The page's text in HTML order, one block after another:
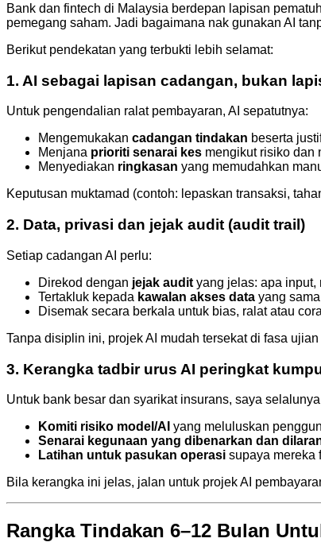
Bank dan fintech di Malaysia berdepan lapisan
pemegang saham. Jadi bagaimana nak gunakan AI
Berikut pendekatan yang terbukti lebih selamat:
1. AI sebagai lapisan cadangan, bukan
Untuk pengendalian ralat pembayaran, AI sepatutnya:
Mengemukakan cadangan tindakan beserta
Menjana prioriti senarai kes mengikut risiko dan
Menyediakan ringkasan yang memudahkan
Keputusan muktamad (contoh: lepaskan transaksi,
2. Data, privasi dan jejak audit (audit trail)
Setiap cadangan AI perlu:
Direkod dengan jejak audit yang jelas: apa input,
Tertakluk kepada kawalan akses data yang
Disemak secara berkala untuk bias, ralat atau
Tanpa disiplin ini, projek AI mudah tersekat di fasa
3. Kerangka tadbir urus AI peringkat
Untuk bank besar dan syarikat insurans, saya
Komiti risiko model/AI yang meluluskan
Senarai kegunaan yang dibenarkan dan
Latihan untuk pasukan operasi supaya mereka
Bila kerangka ini jelas, jalan untuk projek AI
Rangka Tindakan 6–12 Bulan